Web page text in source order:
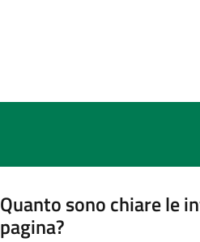
Quanto sono chiare le
pagina?